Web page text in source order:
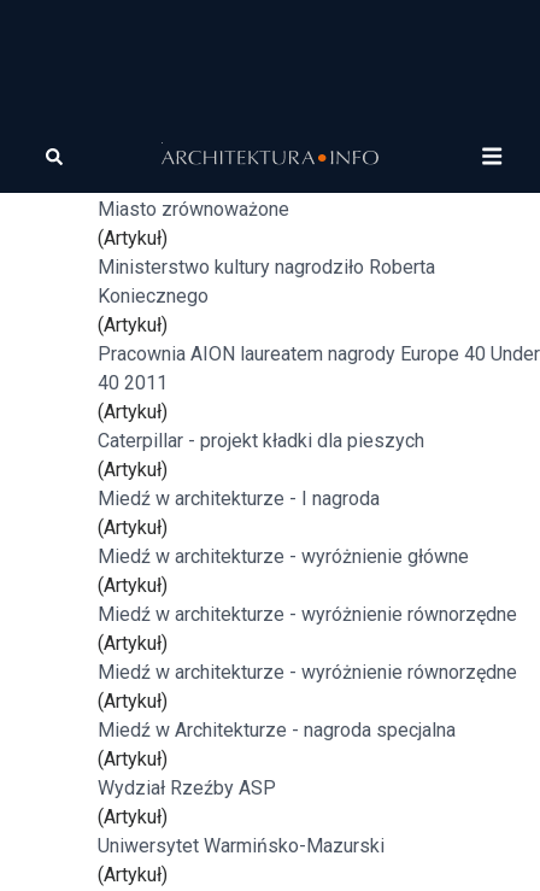
architektura
Architektura recyklingowa – architektura „z odzysku”
Miasto zrównoważone
(Artykuł)
Ministerstwo kultury nagrodziło Roberta
Koniecznego
(Artykuł)
Pracownia AION laureatem nagrody Europe 40 Under
40 2011
(Artykuł)
Caterpillar - projekt kładki dla pieszych
(Artykuł)
Miedź w architekturze - I nagroda
(Artykuł)
Miedź w architekturze - wyróżnienie główne
(Artykuł)
Miedź w architekturze - wyróżnienie równorzędne
(Artykuł)
Miedź w architekturze - wyróżnienie równorzędne
(Artykuł)
Miedź w Architekturze - nagroda specjalna
(Artykuł)
Wydział Rzeźby ASP
(Artykuł)
Uniwersytet Warmińsko-Mazurski
(Artykuł)